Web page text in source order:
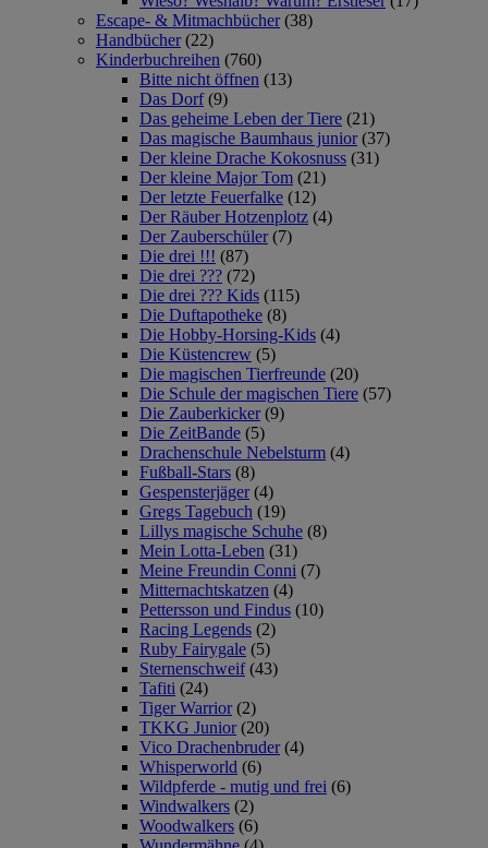
Escape- & Mitmachbücher (38)
Handbücher (22)
Kinderbuchreihen (760)
Bitte nicht öffnen (13)
Das Dorf (9)
Das geheime Leben der Tiere (21)
Das magische Baumhaus junior (37)
Der kleine Drache Kokosnuss (31)
Der kleine Major Tom (21)
Der letzte Feuerfalke (12)
Der Räuber Hotzenplotz (4)
Der Zauberschüler (7)
Die drei !!! (87)
Die drei ??? (72)
Die drei ??? Kids (115)
Die Duftapotheke (8)
Die Hobby-Horsing-Kids (4)
Die Küstencrew (5)
Die magischen Tierfreunde (20)
Die Schule der magischen Tiere (57)
Die Zauberkicker (9)
Die ZeitBande (5)
Drachenschule Nebelsturm (4)
Fußball-Stars (8)
Gespensterjäger (4)
Gregs Tagebuch (19)
Lillys magische Schuhe (8)
Mein Lotta-Leben (31)
Meine Freundin Conni (7)
Mitternachtskatzen (4)
Pettersson und Findus (10)
Racing Legends (2)
Ruby Fairygale (5)
Sternenschweif (43)
Tafiti (24)
Tiger Warrior (2)
TKKG Junior (20)
Vico Drachenbruder (4)
Whisperworld (6)
Wildpferde - mutig und frei (6)
Windwalkers (2)
Woodwalkers (6)